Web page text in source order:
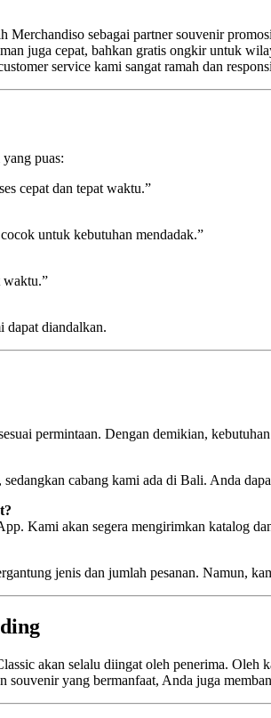
Merchandiso sebagai partner souvenir
juga cepat, bahkan gratis ongkir untuk
service kami sangat ramah dan
puas:
cepat dan tepat waktu.”
untuk kebutuhan mendadak.”
waktu.”
dapat diandalkan.
permintaan. Dengan demikian,
cabang kami ada di Bali. Anda
Kami akan segera mengirimkan katalog
jenis dan jumlah pesanan. Namun,
akan selalu diingat oleh penerima.
souvenir yang bermanfaat, Anda juga